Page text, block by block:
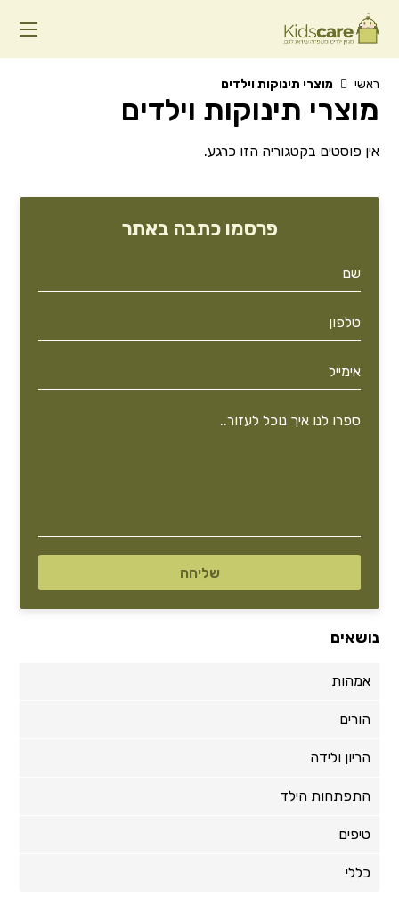
content
ראשי מוצרי תינוקות וילדים
מוצרי תינוקות וילדים
אין פוסטים בקטגוריה הזו כרגע.
פרסמו כתבה באתר
נושאים
אמהות
הורים
הריון ולידה
התפתחות הילד
טיפים
כללי